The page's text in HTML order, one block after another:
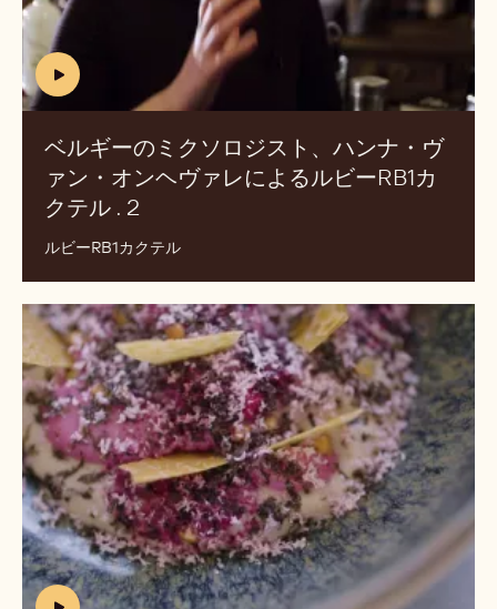
オ
ン
ヘ
ヴ
ァ
ビ
ー
RB1
カ
ク
テ
ル
PT.
1
(includes
video)
ベルギーのミクソロジスト、ハンナ・ヴ
ァン・オンヘヴァレによるルビーRB1カ
クテル . 2(INCLUDES
VIDEO)
ルビーRB1カクテル
ベ
ル
ギ
ロ
ジ
ス
ト、
ハ
ン
ナ・
ヴ
ァ
ン・
オ
ン
ヘ
ダ